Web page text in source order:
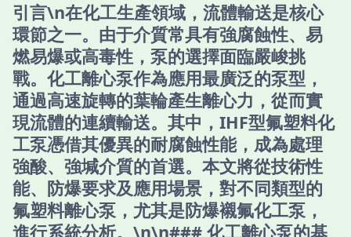
引言\n在化工生產領域，流體輸送是核心
環節之一。由于介質常具有強腐蝕性、易
燃易爆或高毒性，泵的選擇面臨嚴峻挑
戰。化工離心泵作為應用最廣泛的泵型，
通過高速旋轉的葉輪產生離心力，從而實
現流體的連續輸送。其中，IHF型氟塑料化
工泵憑借其優異的耐腐蝕性能，成為處理
強酸、強堿介質的首選。本文將從技術性
能、防爆要求及應用場景，對不同類型的
氟塑料離心泵，尤其是防爆襯氟化工泵，
進行系統分析。\n\n### 化工離心泵的基